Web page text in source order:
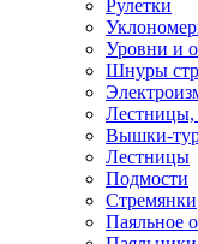
Рулетки
Уровни и
Шнуры
Лестницы,
Вышки-
Лестницы
Подмости
Стремянки
Паяльное